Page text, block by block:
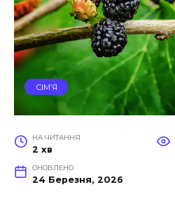
СІМ’Я
НА ЧИТАННЯ
2 хв
ОНОВЛЕНО
24 Березня, 2026